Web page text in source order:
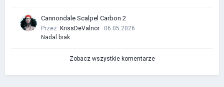
Cannondale Scalpel Carbon 2
Przez: KrissDeValnor · 06.05.2026
Nadal brak
Zobacz wszystkie komentarze